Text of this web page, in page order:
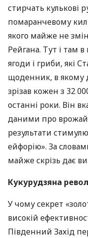
стирчать кулькові
помаранчевому
якого майже не
Рейгана. Тут і там в
ягоди і гриби, які
щоденник, в якому
зрізав кожен з 32
останні роки. Він
даними про
результати
ейфорію». За
майже скрізь дає
Кукурудзяна
У чому секрет
високій
Південний Захід